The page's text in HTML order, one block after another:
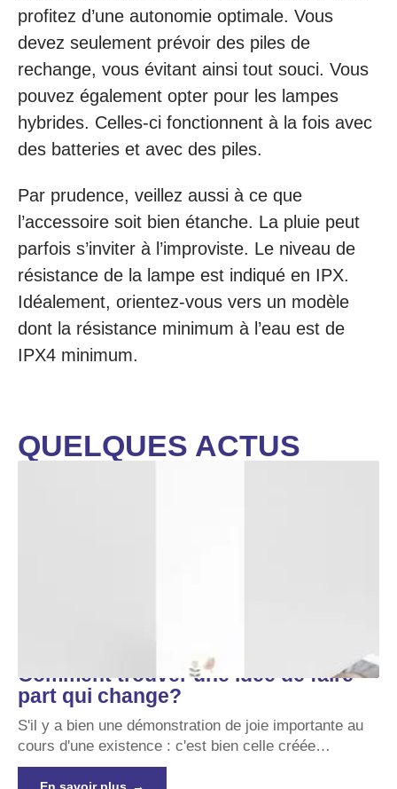
profitez d’une autonomie optimale. Vous
devez seulement prévoir des piles de
rechange, vous évitant ainsi tout souci. Vous
pouvez également opter pour les lampes
hybrides. Celles-ci fonctionnent à la fois avec
des batteries et avec des piles.
Par prudence, veillez aussi à ce que
l’accessoire soit bien étanche. La pluie peut
parfois s’inviter à l’improviste. Le niveau de
résistance de la lampe est indiqué en IPX.
Idéalement, orientez-vous vers un modèle
dont la résistance minimum à l’eau est de
IPX4 minimum.
QUELQUES ACTUS
Comment trouver une idée de faire
part qui change?
S'il y a bien une démonstration de joie importante au
cours d'une existence : c'est bien celle créée…